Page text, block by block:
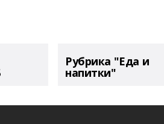
Рубрика "Еда и
напитки"